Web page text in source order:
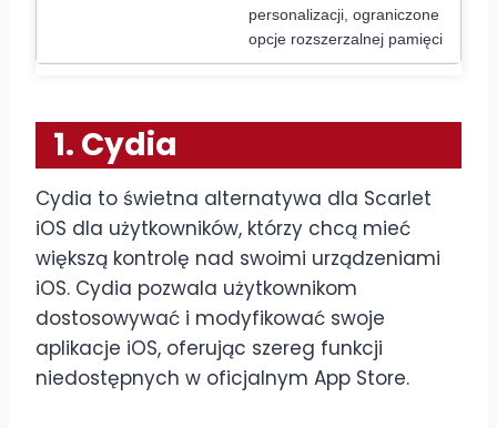
personalizacji, ograniczone
opcje rozszerzalnej pamięci
1. Cydia
Cydia to świetna alternatywa dla Scarlet
iOS dla użytkowników, którzy chcą mieć
większą kontrolę nad swoimi urządzeniami
iOS. Cydia pozwala użytkownikom
dostosowywać i modyfikować swoje
aplikacje iOS, oferując szereg funkcji
niedostępnych w oficjalnym App Store.